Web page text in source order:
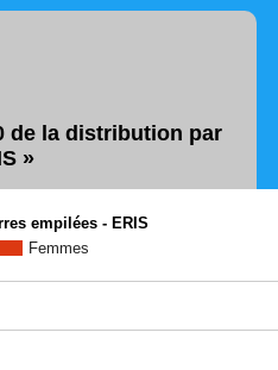
de la distribution par
»
empilées - ERIS
Femmes